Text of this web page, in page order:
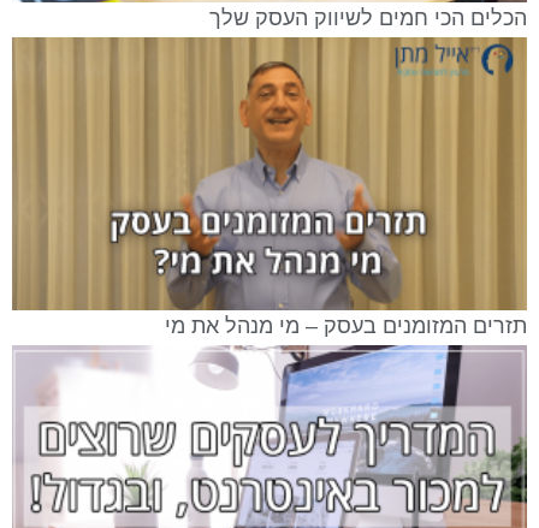
הכלים הכי חמים לשיווק העסק שלך
תזרים המזומנים בעסק – מי מנהל את מי